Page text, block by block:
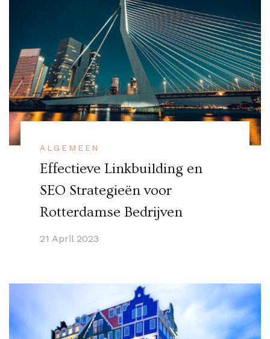
ALGEMEEN
Effectieve Linkbuilding en
SEO Strategieën voor
Rotterdamse Bedrijven
21 April 2023